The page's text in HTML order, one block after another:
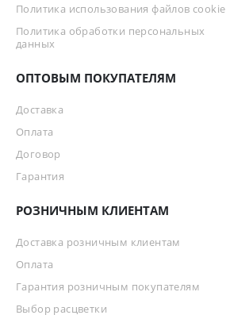
Политика использования файлов cookie
Политика обработки персональных
данных
ОПТОВЫМ ПОКУПАТЕЛЯМ
Доставка
Оплата
Договор
Гарантия
РОЗНИЧНЫМ КЛИЕНТАМ
Доставка розничным клиентам
Оплата
Гарантия розничным покупателям
Выбор расцветки